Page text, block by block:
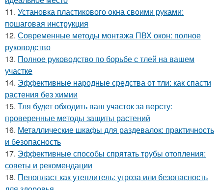
11. Установка пластикового окна своими руками:
пошаговая инструкция
12. Современные методы монтажа ПВХ окон: полное
руководство
13. Полное руководство по борьбе с тлей на вашем
участке
14. Эффективные народные средства от тли: как спасти
растения без химии
15. Тля будет обходить ваш участок за версту:
проверенные методы защиты растений
16. Металлические шкафы для раздевалок: практичность
и безопасность
17. Эффективные способы спрятать трубы отопления:
советы и рекомендации
18. Пенопласт как утеплитель: угроза или безопасность